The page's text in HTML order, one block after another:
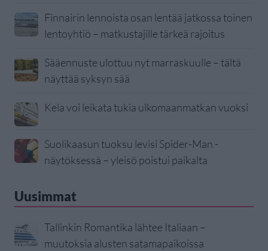
Finnairin lennoista osan lentää jatkossa toinen
lentoyhtiö – matkustajille tärkeä rajoitus
Sääennuste ulottuu nyt marraskuulle – tältä
näyttää syksyn sää
Kela voi leikata tukia ulkomaanmatkan vuoksi
Suolikaasun tuoksu levisi Spider-Man -
näytöksessä – yleisö poistui paikalta
Uusimmat
Tallinkin Romantika lähtee Italiaan –
muutoksia alusten satamapaikoissa